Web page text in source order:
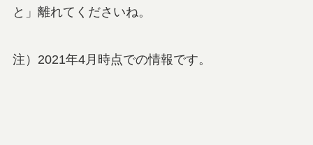
と」離れてくださいね。
注）2021年4月時点での情報です。